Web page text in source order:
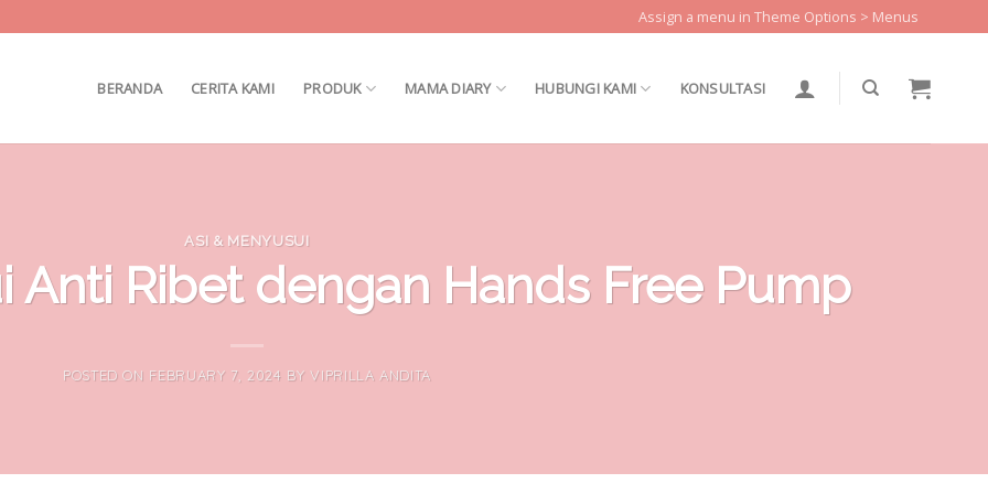
Assign a menu in Theme Options > Menus
BERANDA CERITA KAMI PRODUK MAMA DIARY HUBUNGI KAMI KONSULTASI
ASI & MENYUSUI
Anti Ribet dengan Hands Free Pump
POSTED ON FEBRUARY 7, 2024 BY VIPRILLA ANDITA